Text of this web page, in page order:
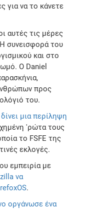
για να το κάνετε
αυτές τις μέρες
συνεισφορά του
και στο
Ο Daniel
προς
του.
μια περίληψη
'ρώτα τους
το FSFE της
εκλογές.
εμπειρία με
να
.
οργάνωσε ένα